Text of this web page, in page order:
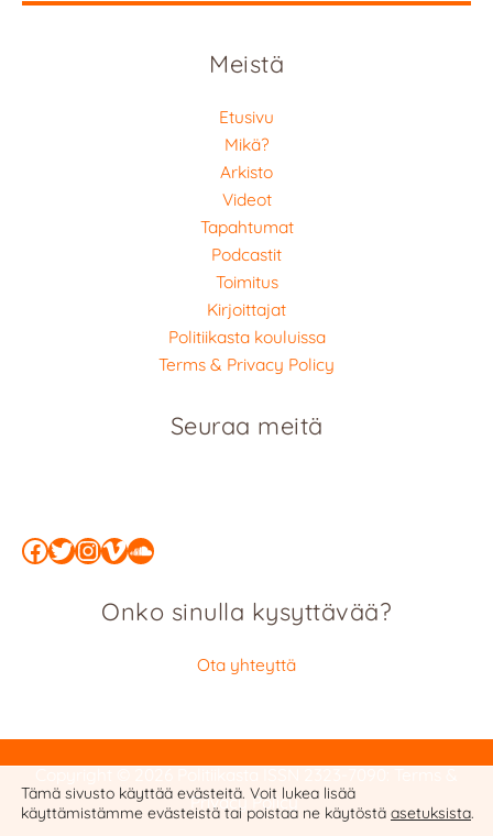
Meistä
Etusivu
Mikä?
Arkisto
Videot
Tapahtumat
Podcastit
Toimitus
Kirjoittajat
Politiikasta kouluissa
Terms & Privacy Policy
Seuraa meitä
Facebook
Twitter
Instagram
Vimeo
SoundCloud
Onko sinulla kysyttävää?
Ota yhteyttä
Privacy Policy
Tämä sivusto käyttää evästeitä. Voit lukea lisää
käyttämistämme evästeistä tai poistaa ne käytöstä asetuksista.